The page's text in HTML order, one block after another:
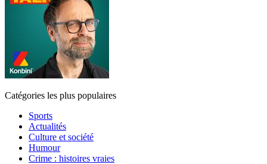
Catégories les plus populaires
Sports
Actualités
Culture et société
Humour
Crime : histoires vraies